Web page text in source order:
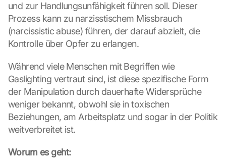
und zur Handlungsunfähigkeit führen soll. Dieser
Prozess kann zu narzisstischem Missbrauch
(narcissistic abuse) führen, der darauf abzielt, die
Kontrolle über Opfer zu erlangen.
Während viele Menschen mit Begriffen wie
Gaslighting vertraut sind, ist diese spezifische Form
der Manipulation durch dauerhafte Widersprüche
weniger bekannt, obwohl sie in toxischen
Beziehungen, am Arbeitsplatz und sogar in der Politik
weitverbreitet ist.
Worum es geht: